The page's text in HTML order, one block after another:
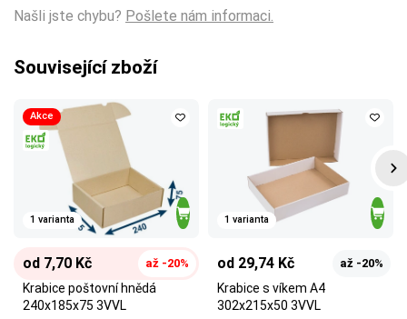
Našli jste chybu? Pošlete nám informaci.
Související zboží
Akce
1 varianta
od 7,70 Kč až -20%
Krabice poštovní hnědá
240x185x75 3VVL
1 varianta
od 29,74 Kč až -20%
Krabice s víkem A4
302x215x50 3VVL